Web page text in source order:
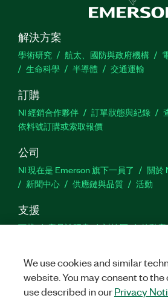
解決方案
學術研究 航太、國防與政府機構
生命科學
半導體 交通運輸
訂購
NI 經銷合作夥伴 訂單狀態與紀錄
依料號訂購或索取報價
公司
NI 現在是 Emerson 旗下一員了 關於
新聞中心
供應鏈與品質 活動
支援
下載 產品說明書 討論區 啟動
We use cookies and similar
website. You may consent to
use described in ourPrivacy